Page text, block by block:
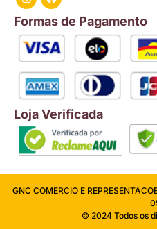
Formas de Pagamento
Loja Verificada
GNC COMERCIO E
© 2024 Todos os